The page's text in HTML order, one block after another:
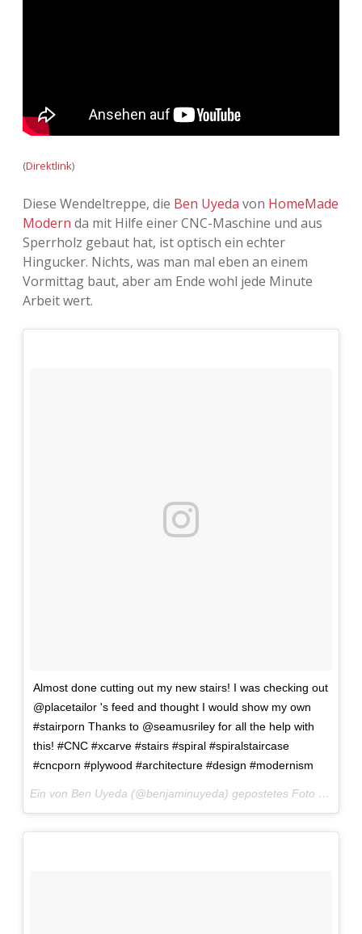
(Direktlink)
Diese Wendeltreppe, die Ben Uyeda von HomeMade
Modern da mit Hilfe einer CNC-Maschine und aus
Sperrholz gebaut hat, ist optisch ein echter
Hingucker. Nichts, was man mal eben an einem
Vormittag baut, aber am Ende wohl jede Minute
Arbeit wert.
Almost done cutting out my new stairs! I was checking out
@placetailor 's feed and thought I would show my own
#stairporn Thanks to @seamusriley for all the help with
this! #CNC #xcarve #stairs #spiral #spiralstaircase
#cncporn #plywood #architecture #design #modernism
Ein von Ben Uyeda (@benjaminuyeda) gepostetes Foto am